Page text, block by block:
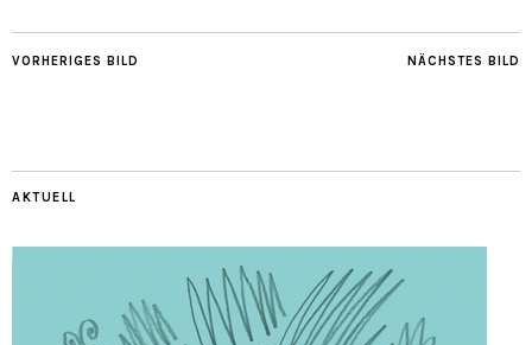
NÄCHSTES BILD
VORHERIGES BILD
AKTUELL